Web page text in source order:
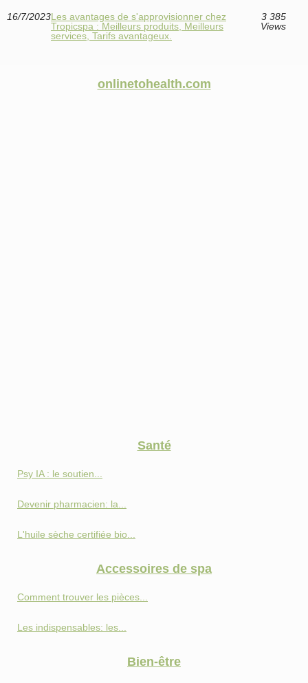
16/7/2023Les avantages de s'approvisionner chez
Tropicspa : Meilleurs produits, Meilleurs
services, Tarifs avantageux.
3 385
Views
onlinetohealth.com
Santé
Psy IA : le soutien...
Devenir pharmacien: la...
L'huile sèche certifiée bio...
Accessoires de spa
Comment trouver les pièces...
Les indispensables: les...
Bien-être